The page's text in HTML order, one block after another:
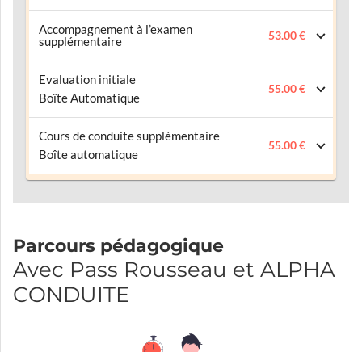
Accompagnement à l’examen
supplémentaire
53.00 €
Evaluation initiale
Boîte Automatique
55.00 €
Cours de conduite supplémentaire
Boîte automatique
55.00 €
Parcours pédagogique
Avec Pass Rousseau et ALPHA
CONDUITE